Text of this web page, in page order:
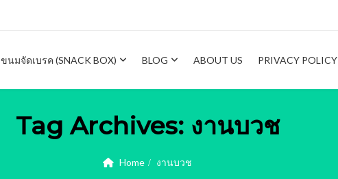
ขนมจัดเบรค (SNACK BOX) BLOG ABOUT US PRIVACY POLICY
Tag Archives: งานบวช
Home งานบวช